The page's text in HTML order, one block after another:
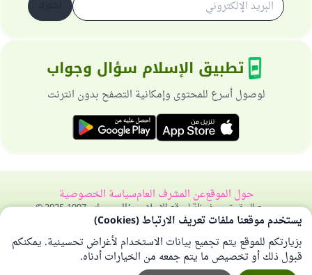
تطبيق الإسلام سؤال وجواب
لوصول أسرع للمحتوى وإمكانية التصفح بدون انترنت
حول الموقععن المشرف العامسياسة الخصوصية
جميع الحقوق محفوظة لموقع الإسلام سؤال وجواب 1997-2025 ©
يستخدم موقعنا ملفات تعريف الارتباط (Cookies)
بزيارتكم للموقع يتم تجميع بيانات الاستخدام لأغراض تحسينية. يمكنكم
قبول ذلك أو تخصيص ما يتم جمعه من الخيارات أدناه.